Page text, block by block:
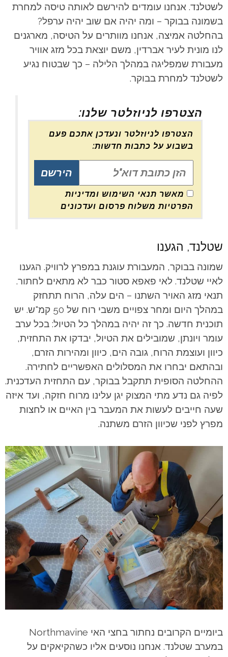
לשטלנד. אנחנו עומדים להירשם לאותה טיסה למחרת
בשמונה בבוקר – ומה יהיה אם שוב יהיה ערפל?
בהחלטה אמיצה, אנחנו מוותרים על הטיסה, מארגנים
לנו מונית לעיר אברדין, משם יוצאת בכל מזג אוויר
מעבורת שמפליגה במהלך הלילה – כך שבטוח נגיע
לשטלנד למחרת בבוקר.
הצטרפו לניוזלטר שלנו:
הצטרפו לניוזלטר ונעדכן אתכם פעם
בשבוע על כתבות חדשות:
מאשר תנאי השימוש ומדיניות
הפרטיות משלוח פרסום ועדכונים
שטלנד, הגענו
שמונה בבוקר, המעבורת עוגנת במפרץ לרוויק. הגענו
לאיי שטלנד. לאי פאפא סטור כבר לא מתאים לחתור.
תנאי מזג האויר השתנו – הים עלה, הרוח תתחזק
במהלך היום ומחר צפויים משבי רוח של 50 קמ"ש. יש
תוכנית חדשה. כך זה יהיה במהלך כל הטיול: בכל ערב
עומר ויונתן, שמובילים את הטיול, יבדקו את התחזית,
כיוון ועוצמת הרוח, גובה הים, כיוון ומהירות הזרם,
ובהתאם יבחרו את המסלולים האפשריים לחתירה.
ההחלטה הסופית תתקבל בבוקר, עם התחזית העדכנית.
לפיה גם נדע מתי המצוק יגן עלינו מרוח חזקה, ועד איזה
שעה חייבים לעשות את המעבר בין האיים או לחצות
מפרץ לפני שכיוון הזרם משתנה.
ביומיים הקרובים נחתור בחצי האי Northmavine
במערב שטלנד. אנחנו נוסעים אליו כשהקיאקים על